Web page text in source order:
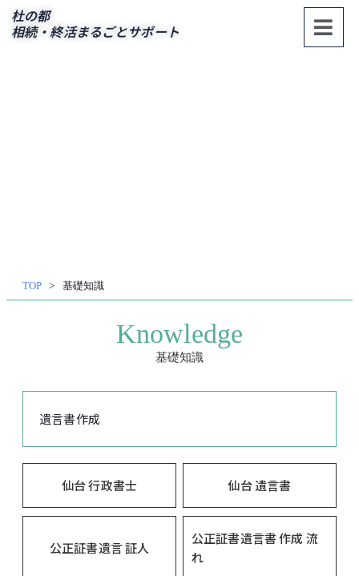
杜の都
相続・終活まるごとサポート
TOP 基礎知識
Knowledge
基礎知識
遺言書作成
仙台 行政書士 仙台 遺言書
公正証書遺言 証人
公正証書遺言書 作成 流
れ